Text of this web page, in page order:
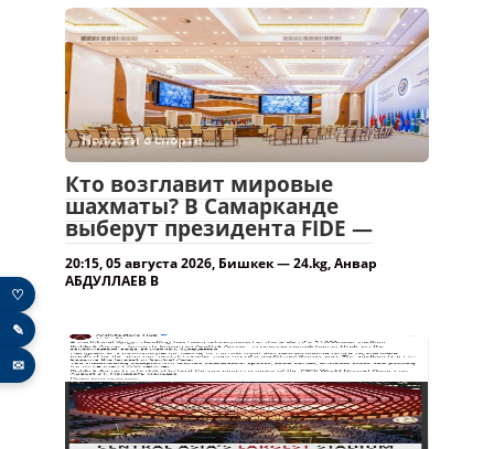
Новости о спорте.
Кто возглавит мировые
шахматы? В Самарканде
выберут президента FIDE —
20:15, 05 августа 2026, Бишкек — 24.kg, Анвар
♡
✎
✉